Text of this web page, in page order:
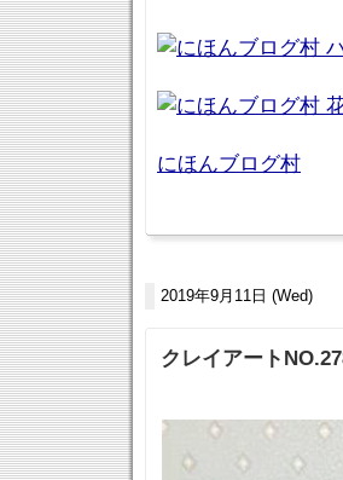
にほんブログ村
2019年9月11日 (Wed)
クレイアート